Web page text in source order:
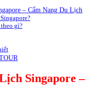
– Cẩm Nang Du Lịch
gì?
Singapore –